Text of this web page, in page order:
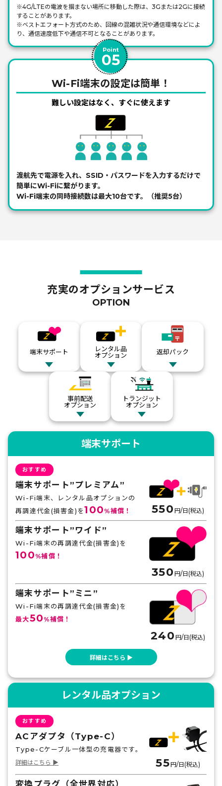
※4G/LTEの電波を掴まない場所に移動した際は、3Gまたは2Gに接続
することがあります。
※ベストエフォート方式のため、回線の混雑状況や通信環境などによ
り、通信速度低下や通信不可となることがあります。
Point
05
Wi-Fi端末の設定は簡単！
難しい設定はなく、すぐに使えます
渡航先で電源を入れ、SSID・パスワードを入力するだけで
簡単にWi-Fiに繋がります。
Wi-Fi端末の同時接続数は最大10台です。（推奨5台）
充実のオプションサービス
OPTION
端末サポート
レンタル品
オプション
返却パック
事前配送
オプション
トランジット
オプション
端末サポート
おすすめ
端末サポート”プレミアム”
Wi-Fi端末、レンタル品オプションの
再調達代金(損害金)を100%補償！ 550 円/日(税込)
端末サポート”ワイド”
Wi-Fi端末の再調達代金(損害金)を
100%補償！
350 円/日(税込)
端末サポート”ミニ”
Wi-Fi端末の再調達代金(損害金)を
最大50%補償！
240 円/日(税込)
詳細はこちら ▶
レンタル品オプション
おすすめ
ACアダプタ（Type-C）
Type-Cケーブル一体型の充電器です。
詳細はこちら ▶ 55円/日(税込)